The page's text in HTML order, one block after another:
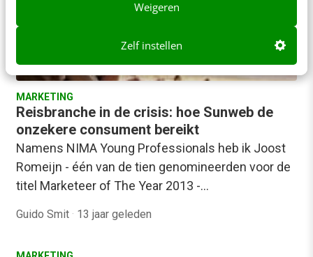
Weigeren
Zelf instellen
MARKETING
Reisbranche in de crisis: hoe Sunweb de
onzekere consument bereikt
Namens NIMA Young Professionals heb ik Joost
Romeijn - één van de tien genomineerden voor de
titel Marketeer of The Year 2013 -…
Guido Smit · 13 jaar geleden